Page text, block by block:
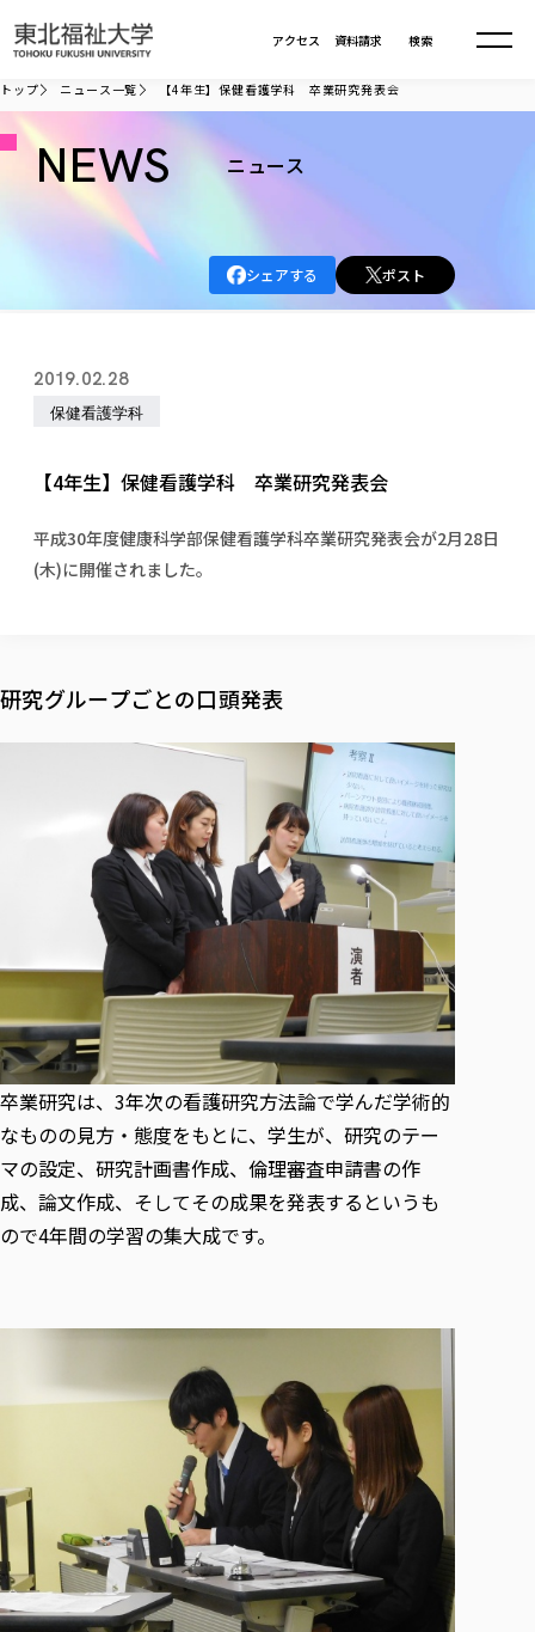
資料請求
アクセス 検索
大学について
建学の精神・教育の理念
教育方針
大学の概要
大学の歩み
校歌の歴史
校章・マーク・カラー
教職員募集
大学の取り組み
社会連携・研究
カリキュラム編成ガイドライン
本学のシラバスについて
大学広報誌「TFU Newsletter 東北福祉大学通信」
初年次教育（リエゾンゼミⅠ）について
リエゾンゼミ・ナビ（テキスト等）
お役立ち情報（リンク集）
放射線モニタリング測定結果（国見キャンパス）
情報公開
寄附行為
大学評価
IR情報
学校教育法施行規則第172条の2に基づく情報公開
教職課程における情報の公表
学部・学科等設置計画履行状況報告書
情報公開規程
学部・大学院
学部・大学院TOP
福祉心理学科
共生まちづくり学部
教育学部
教育学科
健康科学部
健康科学部
医療経営管理学科
総合福祉学研究科 社会福祉学専攻 修士課程
総合福祉学研究科 社会福祉学専攻 博士課程
総合福祉学研究科 福祉心理学専攻 修士課程
教育学研究科 教育学専攻 修士課程
通信教育部
通信教育部
通信制大学院 総合福祉学研究科 社会福祉学専攻 修士課程
通信制大学院 総合福祉学研究科 福祉心理学専攻 修士課程
カリキュラム（学部・大学院）
その他の就学機会
学びの特徴
学びの特徴
ICT教育
初年次教育（リエゾンゼミⅠ）
実学臨床教育（総合福祉学部のみ履修可能）
教育実践活動（教育学科学生のみ受講可能）
教員紹介・業績
学びのサポート
学びのサポート
学費（学部学科）
宿舎の紹介
学生自主活動支援
社会人学生の育児支援（一時預かり）
学生総合補償制度
スポーツ傷害保険
デジタルパンフ
進学相談会
取得可能な資格・免許
進路・就職支援
東北福祉大学のキャリア教育
採用ご担当者様へ
求人の受付について
単独学内説明会のご案内
在学生の方
資格取得報奨制度について
東北福祉大学求人・インターンシップ検索サイト（キャリタス
卒業生の方
卒業生の方
卒業後のキャリア支援体制
在学生による訪問、情報提供へのご協力のお願い
卒業生アンケート
よくあるご質問
東北福祉大学のDNA
在学生インタビュー
体育会・運動サークル紹介
大学指定団体紹介
Prospective Students
学生支援センター国際交流の活動
スタッフ紹介
ニュース一覧
東北福祉大学の研究活動
東北福祉大学の研究紹介
共同研究等をご検討の皆様へ
東北福祉大学の紀要・リポジトリ
東北福祉大学の紀要・リポジトリ
研究紀要
教職研究
東北福祉大学教育・教職センター特別支援教育研究年報一覧
芹沢銈介美術工芸館年報
東北福祉大学機関リポジトリ
東北福祉大学オープンアクセス方針
産学・産学官連携
産学・産学官連携
「高齢者のフレイル予防及びデジタルデバイド解消に向けた
高齢者施設特化型モジュラー車いす開発
学生参加 × 産学官連携 ～ 「行学一如」の実践
社会貢献・地域連携活動
社会貢献・地域連携活動
社会貢献への取り組み
社会貢献・地域連携活動報告書
各種社会貢献活動の窓口
伝承講座「311『伝える／備える』次世代塾」
JICA草の根技術協力事業
被災地の子ども支援活動
生涯学習・社会人講座
自治体・団体等との主な協定
自治体・団体等との主な協定
研究所について
研究者のご紹介
生涯教育・キャリア教育TOP
生涯学習・社会人講座
月例TFU実学臨床研究セミナー
特別支援教育研究室
TFU教育フォーラム
関連法人
取材について
施設利用
同窓会
学内ポータルシステム
Universal Passport
トップ ニュース一覧 【4年生】保健看護学科 卒業研究発表会
NEWS ニュース
シェアする ポスト
2019.02.28
保健看護学科
【4年生】保健看護学科 卒業研究発表会
平成30年度健康科学部保健看護学科卒業研究発表会が2月28日
(木)に開催されました。
研究グループごとの口頭発表
卒業研究は、3年次の看護研究方法論で学んだ学術的
なものの見方・態度をもとに、学生が、研究のテー
マの設定、研究計画書作成、倫理審査申請書の作
成、論文作成、そしてその成果を発表するというも
ので4年間の学習の集大成です。